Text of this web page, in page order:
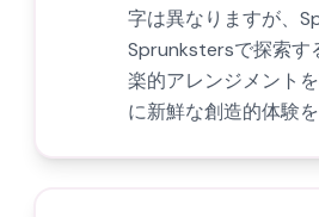
字は異なりますが、
Sprunkstersで探索す
楽的アレンジメント
に新鮮な創造的体験を